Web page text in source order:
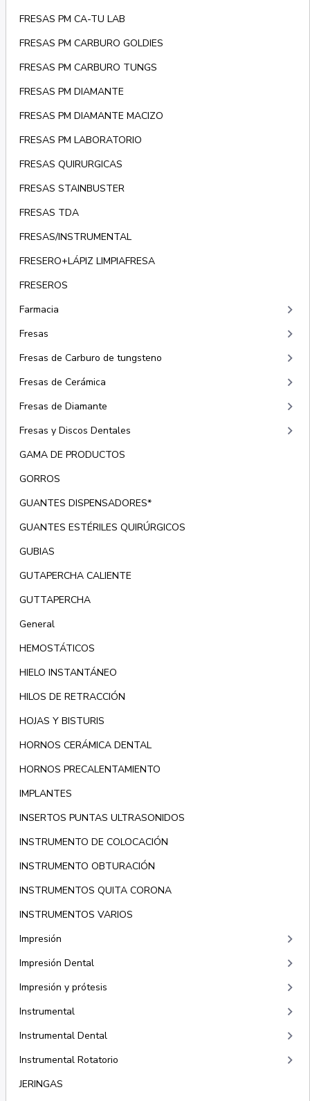
FRESAS PM CA-TU LAB
FRESAS PM CARBURO GOLDIES
FRESAS PM CARBURO TUNGS
FRESAS PM DIAMANTE
FRESAS PM DIAMANTE MACIZO
FRESAS PM LABORATORIO
FRESAS QUIRURGICAS
FRESAS STAINBUSTER
FRESAS TDA
FRESAS/INSTRUMENTAL
FRESERO+LÁPIZ LIMPIAFRESA
FRESEROS
Farmacia
keyboard_arrow_right
Fresas keyboard_arrow_right
Fresas de Carburo de tungsteno keyboard_arrow_right
Fresas de Cerámica keyboard_arrow_right
Fresas de Diamante keyboard_arrow_right
Fresas y Discos Dentales keyboard_arrow_right
GAMA DE PRODUCTOS
GORROS
GUANTES DISPENSADORES*
GUANTES ESTÉRILES QUIRÚRGICOS
GUBIAS
GUTAPERCHA CALIENTE
GUTTAPERCHA
General
HEMOSTÁTICOS
HIELO INSTANTÁNEO
HILOS DE RETRACCIÓN
HOJAS Y BISTURIS
HORNOS CERÁMICA DENTAL
HORNOS PRECALENTAMIENTO
IMPLANTES
INSERTOS PUNTAS ULTRASONIDOS
INSTRUMENTO DE COLOCACIÓN
INSTRUMENTO OBTURACIÓN
INSTRUMENTOS QUITA CORONA
INSTRUMENTOS VARIOS
Impresión
keyboard_arrow_right
Impresión Dental keyboard_arrow_right
Impresión y prótesis keyboard_arrow_right
Instrumental keyboard_arrow_right
Instrumental Dental keyboard_arrow_right
Instrumental Rotatorio keyboard_arrow_right
JERINGAS